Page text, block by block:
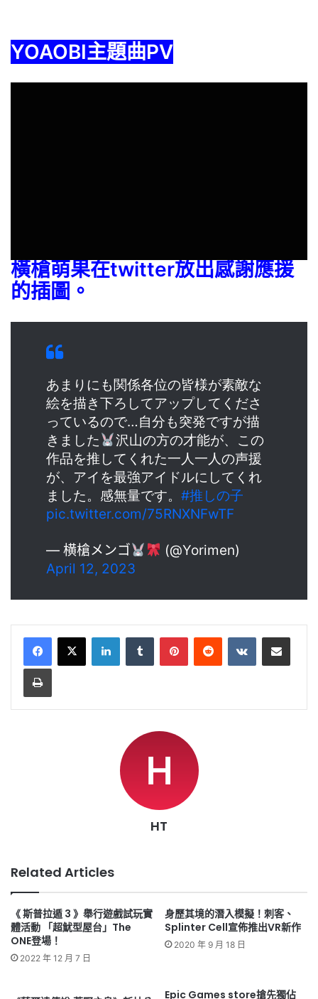
YOAOBI主題曲PV
橫槍萌果在twitter放出感謝應援
的插圖。
あまりにも関係各位の皆様が素敵な
絵を描き下ろしてアップしてくださ
っているので…自分も突発ですが描
きました
沢山の方の才能が、この
作品を推してくれた一人一人の声援
が、アイを最強アイドルにしてくれ
ました。感無量です。 #推しの子
pic.twitter.com/75RNXNFwTF
— 横槍メンゴ‎
(@Yorimen)
April 12, 2023
LinkedInTumblr PinterestReddit VKontakteShare via Email
Print
HT
Related Articles
《 斯普拉遁 3 》舉行遊戲試玩實
體活動 「超魷型屋台」The
ONE登場！
2022 年 12 月 7 日
身歷其境的潛入模擬！刺客、
Splinter Cell宣佈推出VR新作
2020 年 9 月 18 日
Epic Games store搶先獨佔